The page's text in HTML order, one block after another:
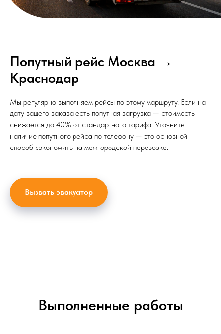
Попутный рейс Москва →
Краснодар
Мы регулярно выполняем рейсы по этому маршруту. Если на
дату вашего заказа есть попутная загрузка — стоимость
снижается до 40% от стандартного тарифа. Уточните
наличие попутного рейса по телефону — это основной
способ сэкономить на межгородской перевозке.
Вызвать эвакуатор
Выполненные работы